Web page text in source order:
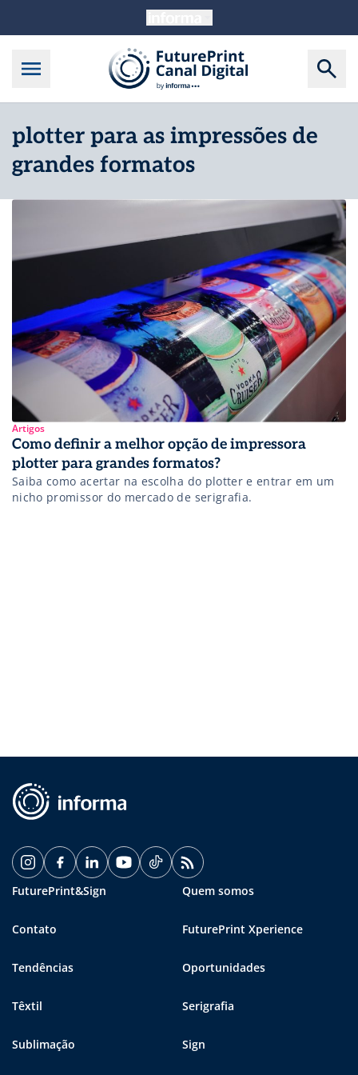
plotter para as impressões de
grandes formatos
Artigos
Como definir a melhor opção de impressora
plotter para grandes formatos?
Saiba como acertar na escolha do plotter e entrar em um
nicho promissor do mercado de serigrafia.
FuturePrint&Sign Quem somos
Contato FuturePrint Xperience
Tendências Oportunidades
Têxtil Serigrafia
Sublimação Sign